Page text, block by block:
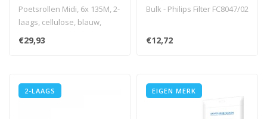
geperforeerd
Poetsrollen Midi, 6x 135M, 2-
laags, cellulose, blauw,
geperforeerd
i.v.m. trans..
€29,93
Bulk - Philips Filter FC8047/02
€12,72
2-LAAGS EIGEN MERK